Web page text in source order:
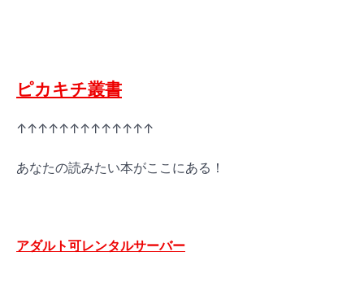
ピカキチ叢書
↑↑↑↑↑↑↑↑↑↑↑↑↑
あなたの読みたい本がここにある！
アダルト可レンタルサーバー